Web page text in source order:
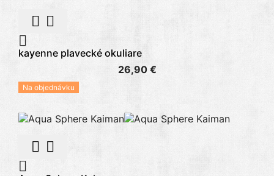
 

kayenne plavecké okuliare
26,90 €
Na objednávku
 
